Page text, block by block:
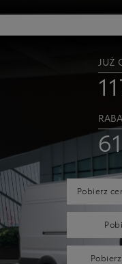
JUŻ
Pobierz